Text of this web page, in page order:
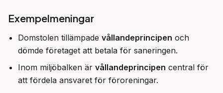
Exempelmeningar
Domstolen tillämpade vållandeprincipen och
dömde företaget att betala för saneringen.
Inom miljöbalken är vållandeprincipen central för
att fördela ansvaret för föroreningar.